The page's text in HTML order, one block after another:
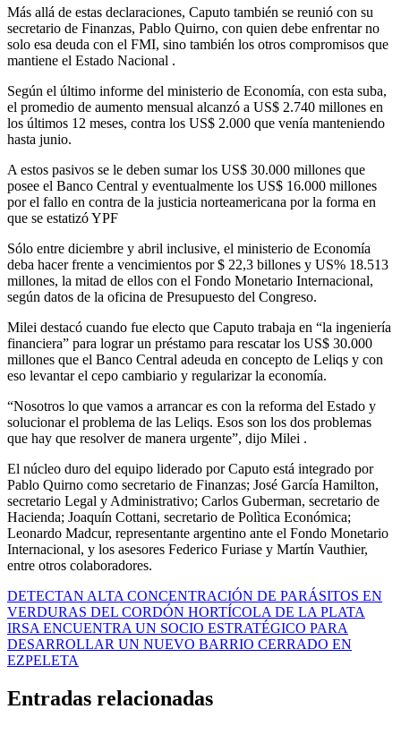
Más allá de estas declaraciones, Caputo también se reunió con su
secretario de Finanzas, Pablo Quirno, con quien debe enfrentar no
solo esa deuda con el FMI, sino también los otros compromisos que
mantiene el Estado Nacional .
Según el último informe del ministerio de Economía, con esta suba,
el promedio de aumento mensual alcanzó a US$ 2.740 millones en
los últimos 12 meses, contra los US$ 2.000 que venía manteniendo
hasta junio.
A estos pasivos se le deben sumar los US$ 30.000 millones que
posee el Banco Central y eventualmente los US$ 16.000 millones
por el fallo en contra de la justicia norteamericana por la forma en
que se estatizó YPF
Sólo entre diciembre y abril inclusive, el ministerio de Economía
deba hacer frente a vencimientos por $ 22,3 billones y US% 18.513
millones, la mitad de ellos con el Fondo Monetario Internacional,
según datos de la oficina de Presupuesto del Congreso.
Milei destacó cuando fue electo que Caputo trabaja en “la ingeniería
financiera” para lograr un préstamo para rescatar los US$ 30.000
millones que el Banco Central adeuda en concepto de Leliqs y con
eso levantar el cepo cambiario y regularizar la economía.
“Nosotros lo que vamos a arrancar es con la reforma del Estado y
solucionar el problema de las Leliqs. Esos son los dos problemas
que hay que resolver de manera urgente”, dijo Milei .
El núcleo duro del equipo liderado por Caputo está integrado por
Pablo Quirno como secretario de Finanzas; José García Hamilton,
secretario Legal y Administrativo; Carlos Guberman, secretario de
Hacienda; Joaquín Cottani, secretario de Polìtica Económica;
Leonardo Madcur, representante argentino ante el Fondo Monetario
Internacional, y los asesores Federico Furiase y Martín Vauthier,
entre otros colaboradores.
Navegación
de
entradas
DETECTAN ALTA CONCENTRACIÓN DE PARÁSITOS EN
VERDURAS DEL CORDÓN HORTÍCOLA DE LA PLATA
IRSA ENCUENTRA UN SOCIO ESTRATÉGICO PARA
DESARROLLAR UN NUEVO BARRIO CERRADO EN
EZPELETA
Entradas relacionadas